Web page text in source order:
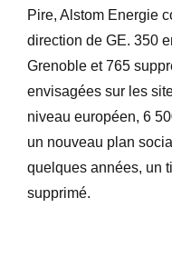
Pire, Alstom Energie
direction de GE. 350
Grenoble et 765
envisagées sur les
niveau européen, 6
un nouveau plan
quelques années, un
supprimé.